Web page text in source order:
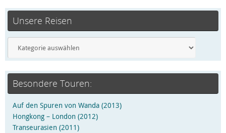
Unsere Reisen
Besondere Touren:
Auf den Spuren von Wanda (2013)
Hongkong – London (2012)
Transeurasien (2011)